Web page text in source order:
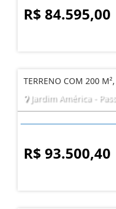
R$ 84.595,00
TERRENO COM 200 M²,
Jardim América -
R$ 93.500,40